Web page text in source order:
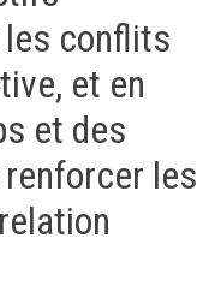
conflits
et en
et des
les